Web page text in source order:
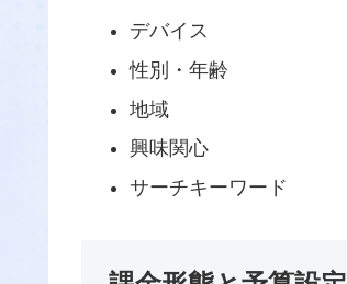
デバイス
性別・年齢
地域
興味関心
サーチキーワード